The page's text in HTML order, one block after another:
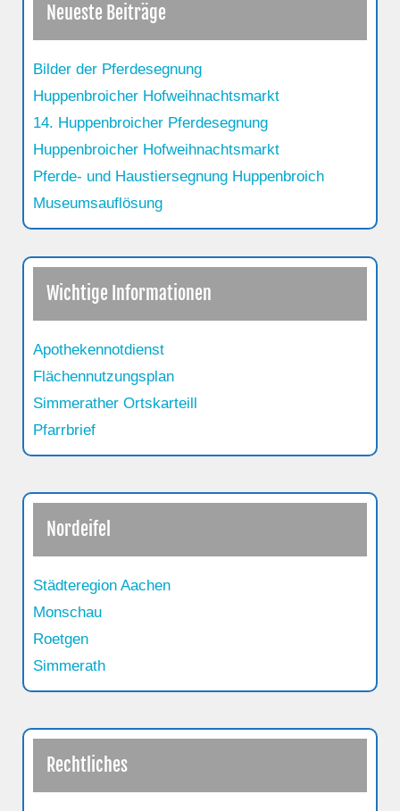
Neueste Beiträge
Bilder der Pferdesegnung
Huppenbroicher Hofweihnachtsmarkt
14. Huppenbroicher Pferdesegnung
Huppenbroicher Hofweihnachtsmarkt
Pferde- und Haustiersegnung Huppenbroich
Museumsauflösung
Wichtige Informationen
Apothekennotdienst
Flächennutzungsplan
Simmerather Ortskarteill
Pfarrbrief
Nordeifel
Städteregion Aachen
Monschau
Roetgen
Simmerath
Rechtliches